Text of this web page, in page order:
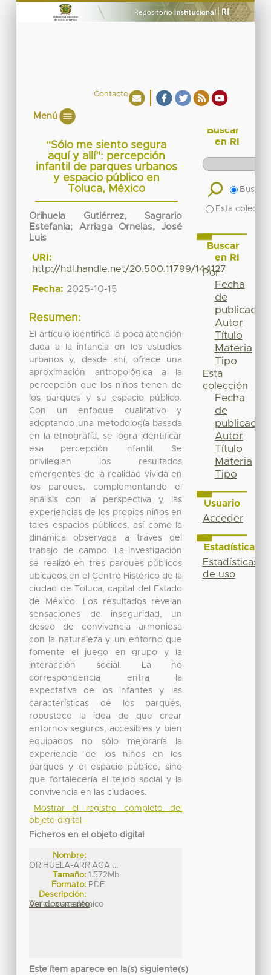
Contacto
Menú
“Sólo me siento segura
aquí y allí”: percepción
infantil de parques urbanos
y espacio público en
Toluca, México
Orihuela Gutiérrez, Sagrario
Estefania; Arriaga Ornelas, José
Luis
URI:
http://hdl.handle.net/20.500.11799/144127
Fecha: 2025-10-15
Resumen:
El artículo identifica la poca atención
dada a la infancia en los estudios
urbanos y, desde ahí, ofrece una
aproximación antropológica a la
percepción que los niños tienen de
los parques y su espacio público.
Con un enfoque cualitativo y
adoptando una metodología basada
en la etnografía, se logra identificar
esa percepción infantil. Se
privilegian los resultados
emergentes de la realidad vivida en
los parques, complementando el
análisis con la perspectiva y las
experiencias de los propios niños en
tales espacios públicos, así como la
dinámica observada a través del
trabajo de campo. La investigación
se realizó en tres parques públicos
ubicados en el Centro Histórico de la
ciudad de Toluca, capital del Estado
de México. Los resultados revelan
sensaciones de inseguridad, un
deseo de convivencia armoniosa
con la naturaleza y un entorno que
fomente el juego en grupo y la
interacción social. La no
correspondencia entra la
expectativa de los infantes y las
características de los parques,
robustece la idea de que crear
entornos seguros, accesibles y bien
equipados no sólo mejoraría la
experiencia de los niños en los
parques y el espacio público, sino
que fortalecería el tejido social y la
convivencia en las ciudades.
Mostrar el registro completo del
objeto digital
Ficheros en el objeto digital
Nombre:
ORIHUELA-ARRIAGA ...
Tamaño: 1.572Mb
Formato: PDF
Descripción:
Articulo académico
Ver documento
Este ítem aparece en la(s) siguiente(s)
Buscar
en RI
Buscar
Esta
Buscar
en RI
Por
Fecha
de
publicación
Autor
Título
Materia
Tipo
Esta
colección
Fecha
de
publicación
Autor
Título
Materia
Tipo
Usuario
Acceder
Estadísticas
Estadísticas
de uso